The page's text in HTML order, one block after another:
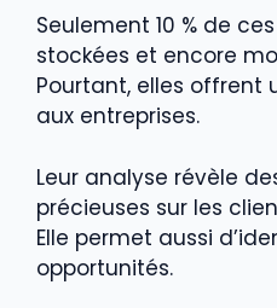
Seulement 10 % de
stockées et encore
Pourtant, elles offrent
aux entreprises.
Leur analyse révèle
précieuses sur les
Elle permet aussi
opportunités.